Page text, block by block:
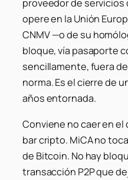
proveedor de
opere en la Unión
CNMV —o de su
bloque, vía pasaporte
sencillamente, fuera de
norma. Es el cierre de
años entornada.
Conviene no caer en
bar cripto. MiCA no
de Bitcoin. No hay
transacción P2P que